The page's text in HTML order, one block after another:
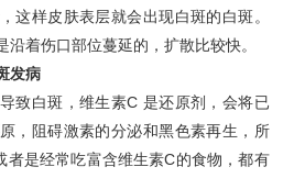
这样皮肤表层就会出现白斑的白斑。
着伤口部位蔓延的，扩散比较快。
发病
白斑，维生素C 是还原剂，会将已
，阻碍激素的分泌和黑色素再生，所
者是经常吃富含维生素C的食物，都有